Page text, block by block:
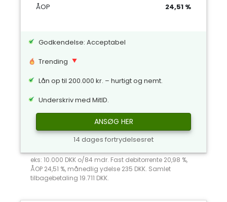
ÅOP
24,51 %
Godkendelse: Acceptabel
Trending
Lån op til 200.000 kr. – hurtigt og nemt.
Underskriv med MitID.
ANSØG HER
14 dages fortrydelsesret
eks: 10.000 DKK o/84 mdr. Fast debitorrente 20,98 %,
ÅOP 24,51 %, månedlig ydelse 235 DKK. Samlet
tilbagebetaling 19.711 DKK.